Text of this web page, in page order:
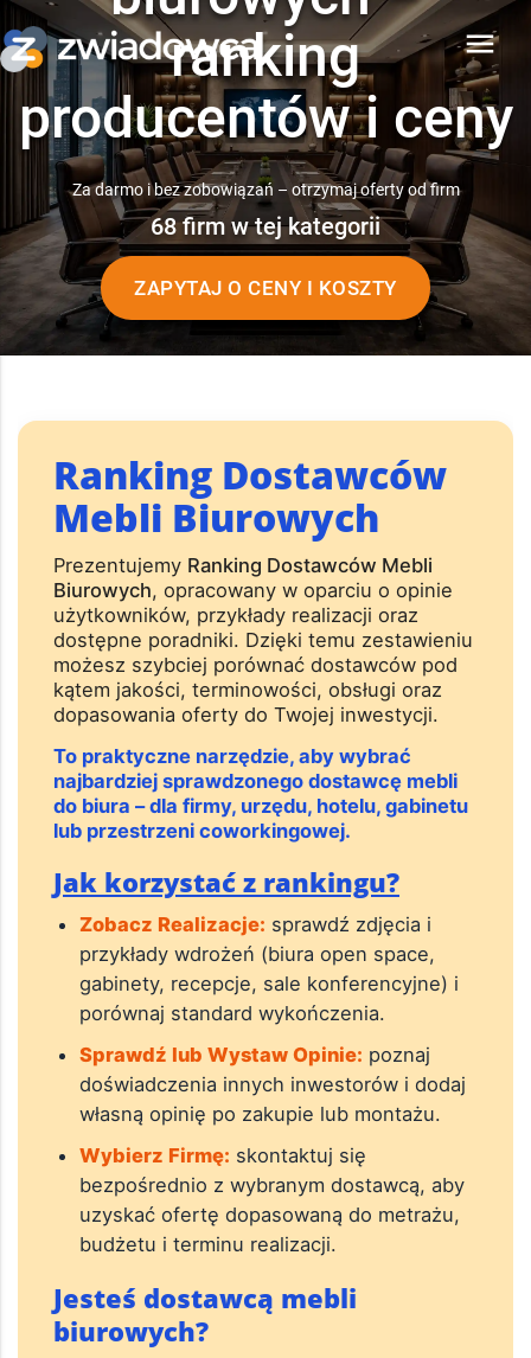
menu
ranking
producentów i ceny
Za darmo i bez zobowiązań – otrzymaj oferty od firm
68 firm w tej kategorii
ZAPYTAJ O CENY I KOSZTY
Ranking Dostawców
Mebli Biurowych
Prezentujemy Ranking Dostawców Mebli
Biurowych, opracowany w oparciu o opinie
użytkowników, przykłady realizacji oraz
dostępne poradniki. Dzięki temu zestawieniu
możesz szybciej porównać dostawców pod
kątem jakości, terminowości, obsługi oraz
dopasowania oferty do Twojej inwestycji.
To praktyczne narzędzie, aby wybrać
najbardziej sprawdzonego dostawcę mebli
do biura – dla firmy, urzędu, hotelu, gabinetu
lub przestrzeni coworkingowej.
Jak korzystać z rankingu?
Zobacz Realizacje: sprawdź zdjęcia i
przykłady wdrożeń (biura open space,
gabinety, recepcje, sale konferencyjne) i
porównaj standard wykończenia.
Sprawdź lub Wystaw Opinie: poznaj
doświadczenia innych inwestorów i dodaj
własną opinię po zakupie lub montażu.
Wybierz Firmę: skontaktuj się
bezpośrednio z wybranym dostawcą, aby
uzyskać ofertę dopasowaną do metrażu,
budżetu i terminu realizacji.
Jesteś dostawcą mebli
biurowych?